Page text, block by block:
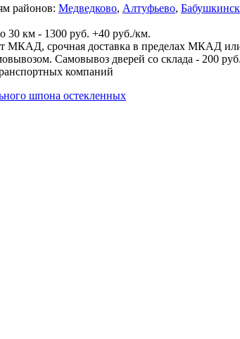
районов: Медведково, Алтуфьево,
км - 1300 руб. +40 руб./км.
МКАД, срочная доставка в пределах МКАД
Самовывоз дверей со склада - 200 руб.
компаний
шпона остекленных